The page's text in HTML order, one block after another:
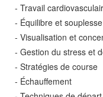
- Travail
- Équilibre et souplesse
- Visualisation et
- Gestion du stress et
- Stratégies de course
- Échauffement